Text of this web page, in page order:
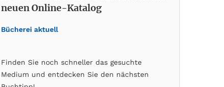
neuen Online-Katalog
Bücherei aktuell
Finden Sie noch schneller das gesuchte
Medium und entdecken Sie den nächsten